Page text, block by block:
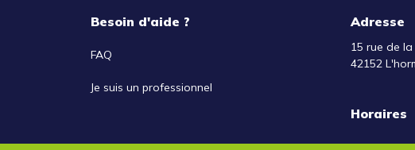
Besoin d'aide ?
FAQ
Je suis un professionnel
Adresse
15 rue de
42152
Horaires